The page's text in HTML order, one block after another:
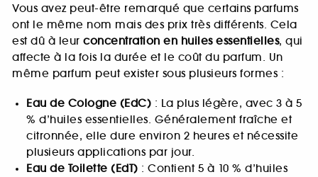
Vous avez peut-être remarqué que certains parfums
ont le même nom mais des prix très différents. Cela
est dû à leur concentration en huiles essentielles, qui
affecte à la fois la durée et le coût du parfum. Un
même parfum peut exister sous plusieurs formes :
Eau de Cologne (EdC) : La plus légère, avec 3 à 5
% d’huiles essentielles. Généralement fraîche et
citronnée, elle dure environ 2 heures et nécessite
plusieurs applications par jour.
Eau de Toilette (EdT) : Contient 5 à 10 % d’huiles